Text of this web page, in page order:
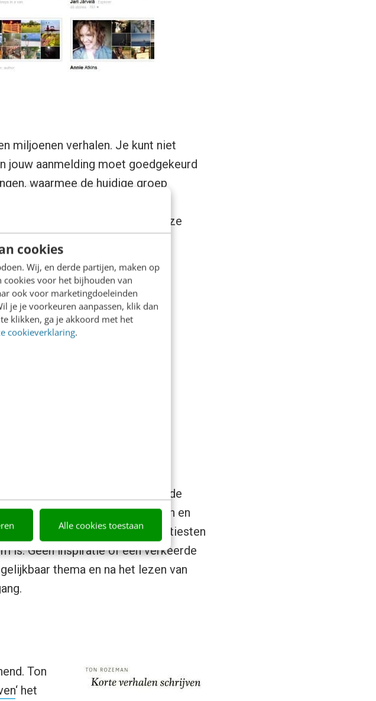
cookies
Wij, en derde partijen, maken op
cookies voor het bijhouden van
ook voor marketingdoeleinden
je je voorkeuren aanpassen, klik dan
te klikken, ga je akkoord met het
cookieverklaring.
Alle cookies toestaan
miljoenen verhalen. Je kunt niet
jouw aanmelding moet goedgekeurd
waarmee de huidige groep
zal het aantal zeker gaan
schrijvers, waarvan er één deze
sneller, dus dat er weinig
dan negatief. De kwaliteit van de
Ze geven stof tot nadenken en
maar ook voor andere artiesten
is. Geen inspiratie of een verkeerde
thema en na het lezen van
Ton
‘ het